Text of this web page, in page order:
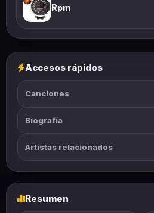
Rpm
Accesos rápidos
Canciones
Biografía
Artistas relacionados
Resumen